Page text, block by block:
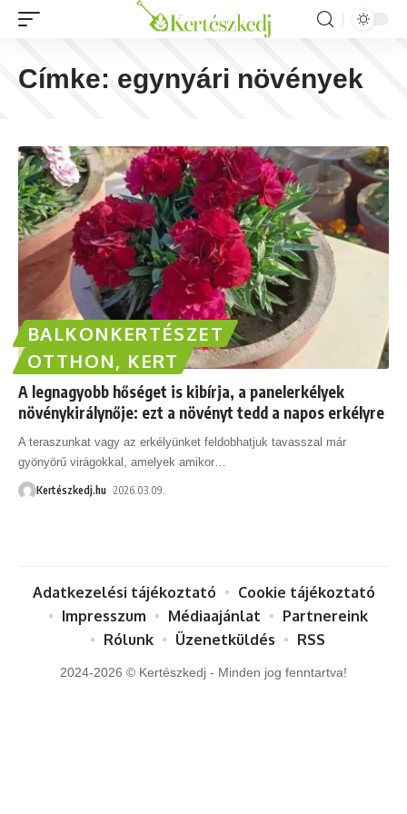
Címke: egynyári növények
BALKONKERTÉSZET
OTTHON, KERT
A legnagyobb hőséget is kibírja, a panelerkélyek
növénykirálynője: ezt a növényt tedd a napos erkélyre
A teraszunkat vagy az erkélyünket feldobhatjuk tavasszal már
gyönyörű virágokkal, amelyek amikor
Kertészkedj.hu 2026.03.09.
2024-2026 © Kertészkedj - Minden jog fenntartva!
Adatkezelési tájékoztató
Cookie tájékoztató
Impresszum
Médiaajánlat
Partnereink
Rólunk
Üzenetküldés RSS